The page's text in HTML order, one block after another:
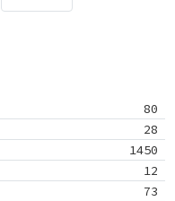
80
28
1450
12
73